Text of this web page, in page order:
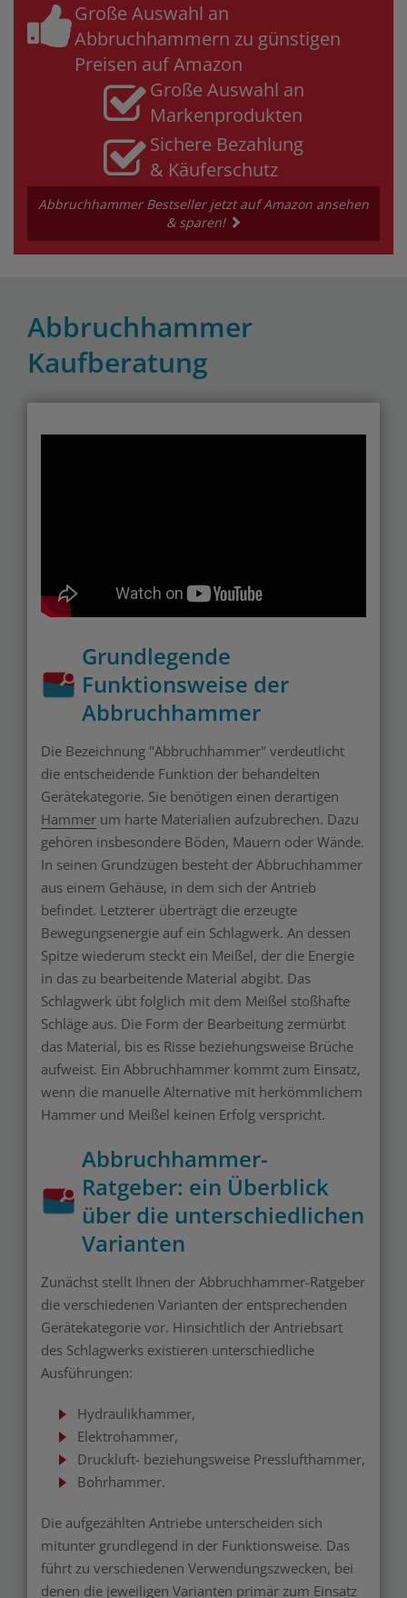
Große Auswahl an
Abbruchhammern zu günstigen
Preisen auf Amazon
Große Auswahl an
Markenprodukten
Sichere Bezahlung
& Käuferschutz
Abbruchhammer Bestseller jetzt auf Amazon ansehen
& sparen!
Abbruchhammer
Kaufberatung
Grundlegende
Funktionsweise der
Abbruchhammer
Die Bezeichnung "Abbruchhammer" verdeutlicht
die entscheidende Funktion der behandelten
Gerätekategorie. Sie benötigen einen derartigen
Hammer um harte Materialien aufzubrechen. Dazu
gehören insbesondere Böden, Mauern oder Wände.
In seinen Grundzügen besteht der Abbruchhammer
aus einem Gehäuse, in dem sich der Antrieb
befindet. Letzterer überträgt die erzeugte
Bewegungsenergie auf ein Schlagwerk. An dessen
Spitze wiederum steckt ein Meißel, der die Energie
in das zu bearbeitende Material abgibt. Das
Schlagwerk übt folglich mit dem Meißel stoßhafte
Schläge aus. Die Form der Bearbeitung zermürbt
das Material, bis es Risse beziehungsweise Brüche
aufweist. Ein Abbruchhammer kommt zum Einsatz,
wenn die manuelle Alternative mit herkömmlichem
Hammer und Meißel keinen Erfolg verspricht.
Abbruchhammer-
Ratgeber: ein Überblick
über die unterschiedlichen
Varianten
Zunächst stellt Ihnen der Abbruchhammer-Ratgeber
die verschiedenen Varianten der entsprechenden
Gerätekategorie vor. Hinsichtlich der Antriebsart
des Schlagwerks existieren unterschiedliche
Ausführungen:
Hydraulikhammer,
Elektrohammer,
Druckluft- beziehungsweise Presslufthammer,
Bohrhammer.
Die aufgezählten Antriebe unterscheiden sich
mitunter grundlegend in der Funktionsweise. Das
führt zu verschiedenen Verwendungszwecken, bei
denen die jeweiligen Varianten primär zum Einsatz